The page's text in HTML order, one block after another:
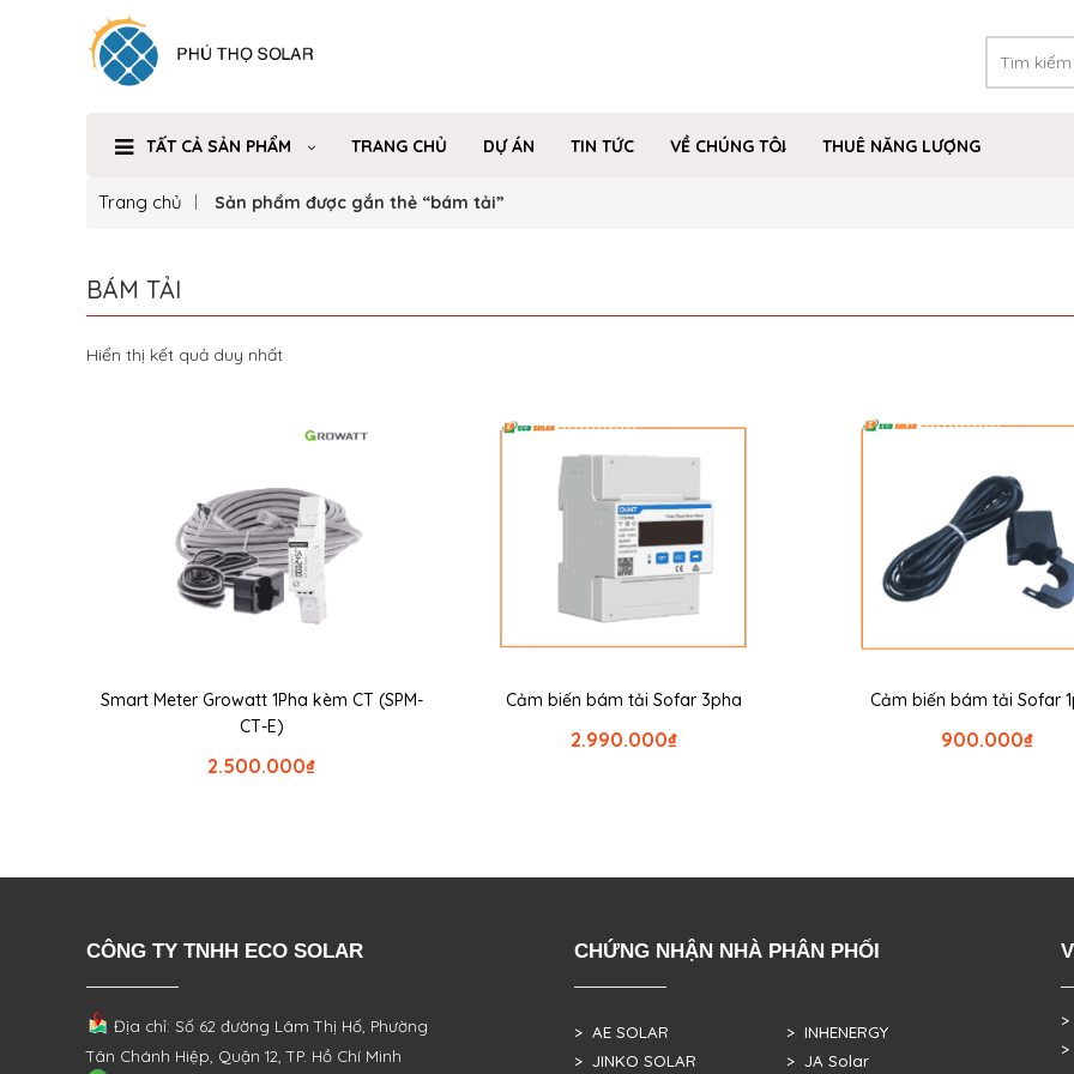
TẤT CẢ SẢN PHẨM TRANG CHỦ DỰ ÁN TIN TỨC VỀ CHÚNG TÔI THUÊ NĂNG LƯỢNG
Trang chủ Sản phẩm được gắn thẻ “bám tải”
BÁM TẢI
Hiển thị kết quả duy nhất
Smart Meter Growatt 1Pha kèm CT (SPM-
CT-E)
₫
2.500.000
Cảm biến bám tải Sofar 3pha
₫
2.990.000
Cảm biến bám tải Sofar
₫
900.000
CÔNG TY TNHH ECO SOLAR
Địa chỉ: Số 62 đường Lâm Thị Hố, Phường
Tân Chánh Hiệp, Quận 12, TP. Hồ Chí Minh
CHỨNG NHẬN NHÀ PHÂN PHỐI
> AE SOLAR
> JINKO SOLAR
> INHENERGY
> JA Solar
>